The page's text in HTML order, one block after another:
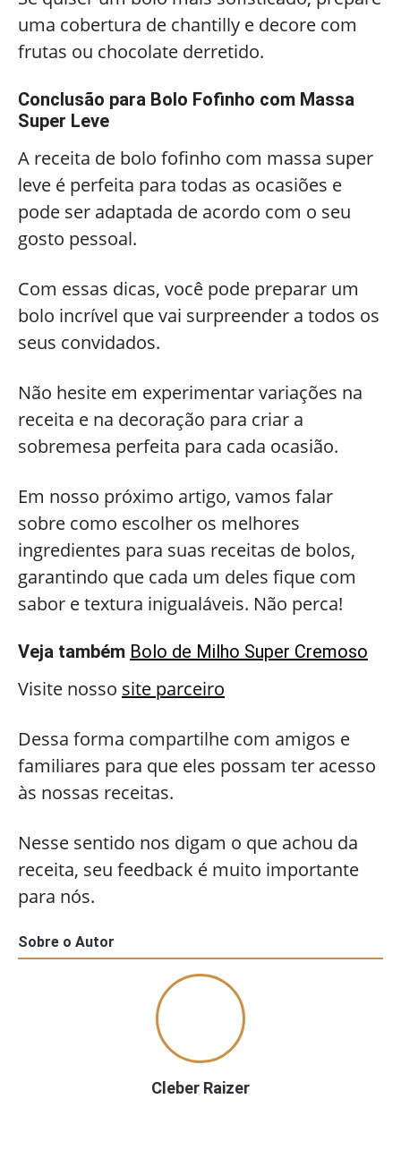
uma cobertura de chantilly e decore com
frutas ou chocolate derretido.
Conclusão para Bolo Fofinho com Massa
Super Leve
A receita de bolo fofinho com massa super
leve é perfeita para todas as ocasiões e
pode ser adaptada de acordo com o seu
gosto pessoal.
Com essas dicas, você pode preparar um
bolo incrível que vai surpreender a todos os
seus convidados.
Não hesite em experimentar variações na
receita e na decoração para criar a
sobremesa perfeita para cada ocasião.
Em nosso próximo artigo, vamos falar
sobre como escolher os melhores
ingredientes para suas receitas de bolos,
garantindo que cada um deles fique com
sabor e textura inigualáveis. Não perca!
Veja também Bolo de Milho Super Cremoso
Visite nosso site parceiro
Dessa forma compartilhe com amigos e
familiares para que eles possam ter acesso
às nossas receitas.
Nesse sentido nos digam o que achou da
receita, seu feedback é muito importante
para nós.
Sobre o Autor
Cleber Raizer